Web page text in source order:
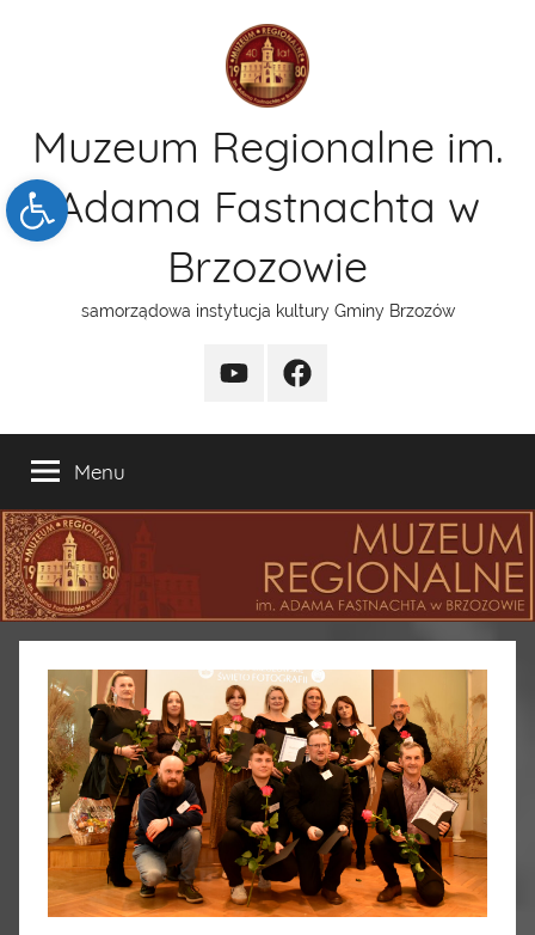
Open toolbar
Muzeum Regionalne im.
Adama Fastnachta w
Brzozowie
samorządowa instytucja kultury Gminy Brzozów
kanal
funpage
Menu